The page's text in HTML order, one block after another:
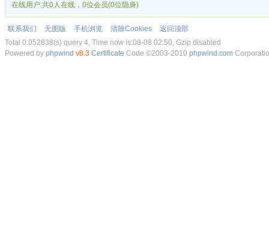
在线用户:共0人在线，0位会员(0位隐身)
联系我们 无图版 手机浏览 清除Cookies
返回顶部
Total 0.052838(s) query 4, Time now is:08-08 02:50, Gzip disabled
Powered by phpwind v8.3 Certificate Code ©2003-2010 phpwind.com